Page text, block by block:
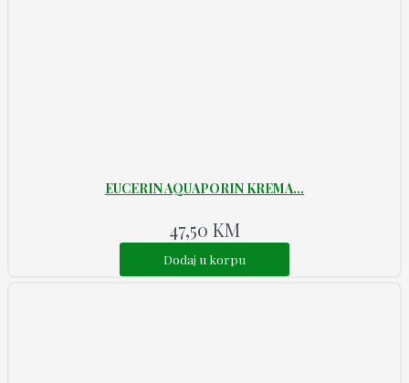
EUCERIN AQUAPORIN KREMA...
47,50 KM
Dodaj u korpu